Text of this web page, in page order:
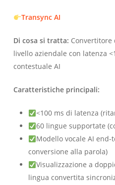
Transync AI
Di cosa si tratta:
livello aziendale con latenza
contestuale AI
Caratteristiche principali:
<100 ms di latenza
60 lingue supportate
Modello vocale AI
conversione alla parola)
Visualizzazione a
lingua convertita